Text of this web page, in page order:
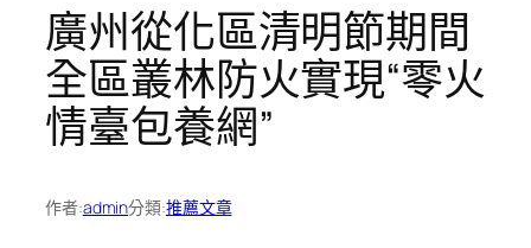
廣州從化區清明節期間
全區叢林防火實現“零火
情臺包養網”
作者:admin分類:推薦文章